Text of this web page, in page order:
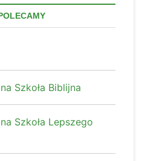
Szkoła Biblijna
Szkoła Lepszego